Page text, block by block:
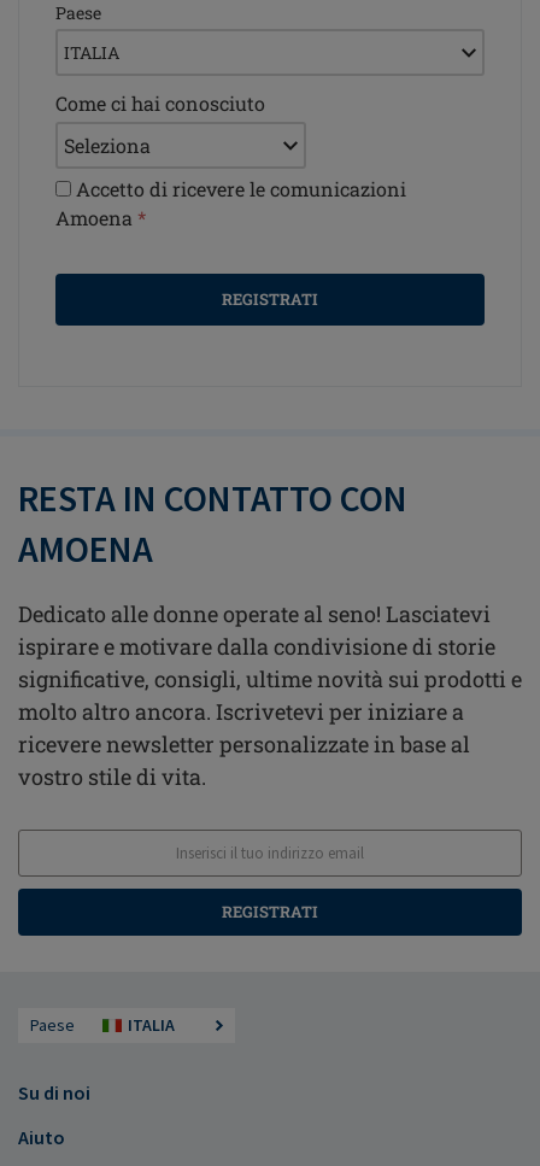
Paese
Come ci hai conosciuto
Accetto di ricevere le comunicazioni
Amoena *
REGISTRATI
RESTA IN CONTATTO CON
AMOENA
Dedicato alle donne operate al seno! Lasciatevi
ispirare e motivare dalla condivisione di storie
significative, consigli, ultime novità sui prodotti e
molto altro ancora. Iscrivetevi per iniziare a
ricevere newsletter personalizzate in base al
vostro stile di vita.
REGISTRATI
Paese ITALIA
Su di noi
Aiuto